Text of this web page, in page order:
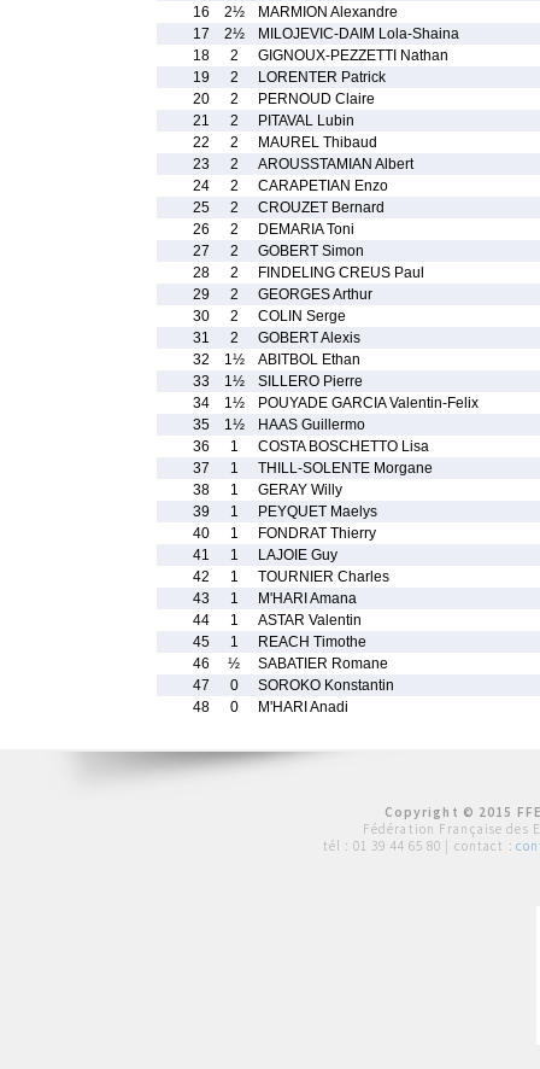
16
2½
MARMION Alexandre
17
2½
MILOJEVIC-DAIM Lola-Shaina
18
2
GIGNOUX-PEZZETTI Nathan
19
2
LORENTER Patrick
20
2
PERNOUD Claire
21
2
PITAVAL Lubin
22
2
MAUREL Thibaud
23
2
AROUSSTAMIAN Albert
24
2
CARAPETIAN Enzo
25
2
CROUZET Bernard
26
2
DEMARIA Toni
27
2
GOBERT Simon
28
2
FINDELING CREUS Paul
29
2
GEORGES Arthur
30
2
COLIN Serge
31
2
GOBERT Alexis
32
1½
ABITBOL Ethan
33
1½
SILLERO Pierre
34
1½
POUYADE GARCIA Valentin-Felix
35
1½
HAAS Guillermo
36
1
COSTA BOSCHETTO Lisa
37
1
THILL-SOLENTE Morgane
38
1
GERAY Willy
39
1
PEYQUET Maelys
40
1
FONDRAT Thierry
41
1
LAJOIE Guy
42
1
TOURNIER Charles
43
1
M'HARI Amana
44
1
ASTAR Valentin
45
1
REACH Timothe
46
½
SABATIER Romane
47
0
SOROKO Konstantin
48
0 M'HARI Anadi
Copyright © 2015
Fédération Française des
tél : 01 39 44 65 80 | contact :